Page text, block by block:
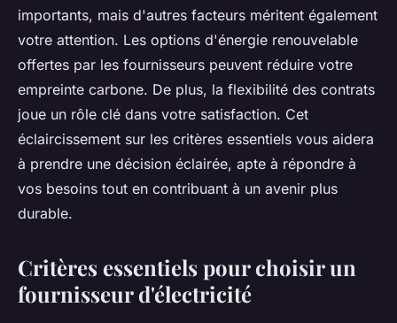
importants, mais d'autres facteurs méritent également
votre attention. Les options d'énergie renouvelable
offertes par les fournisseurs peuvent réduire votre
empreinte carbone. De plus, la flexibilité des contrats
joue un rôle clé dans votre satisfaction. Cet
éclaircissement sur les critères essentiels vous aidera
à prendre une décision éclairée, apte à répondre à
vos besoins tout en contribuant à un avenir plus
durable.
Critères essentiels pour choisir un
fournisseur d'électricité